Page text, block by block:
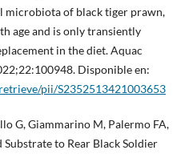
microbiota of black tiger prawn,
age and is only transiently
in the diet. Aquac
Disponible en:
pii/S2352513421003653
G, Giammarino M, Palermo FA,
to Rear Black Soldier